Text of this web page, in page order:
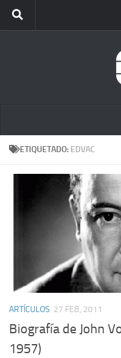
Inicio
Internet Archive
ETIQUETADO: EDVAC
ARTÍCULOS 27 FEB, 2011
Biografía de John
1957)